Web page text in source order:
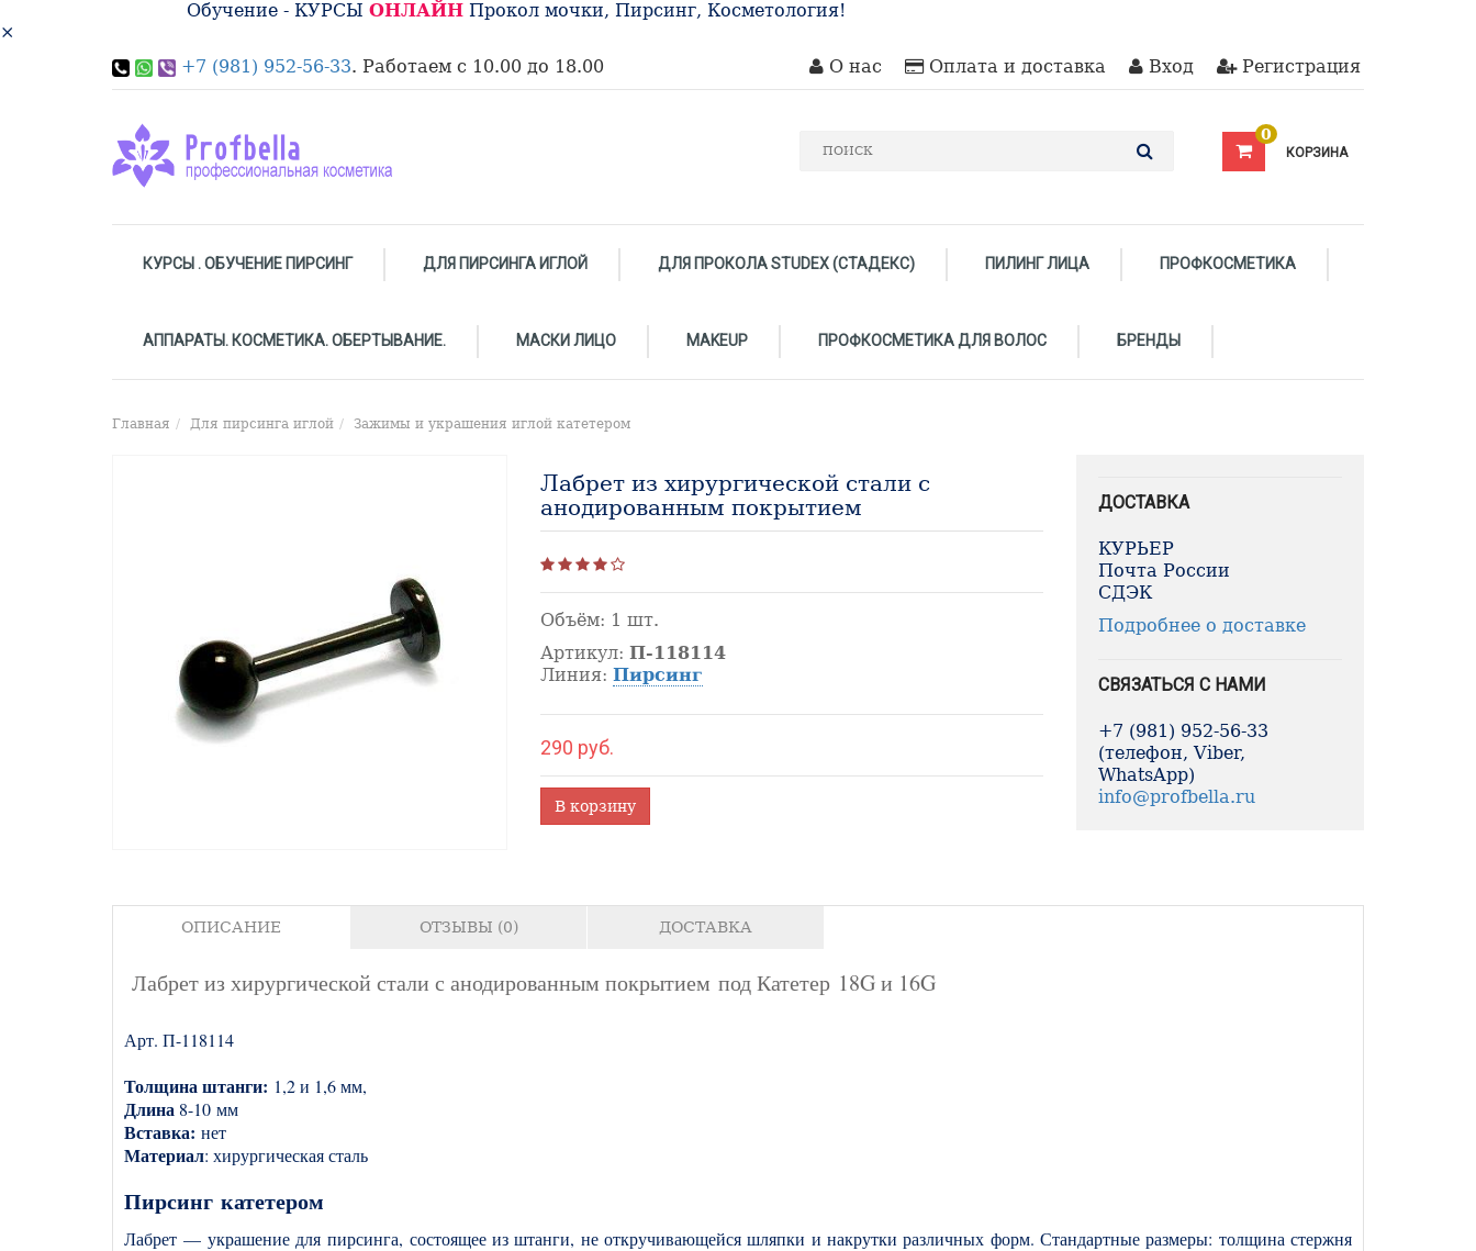
Обучение - КУРСЫ ОНЛАЙН Прокол мочки, Пирсинг, Косметология!
×
+7 (981) 952-56-33. Работаем с 10.00 до 18.00 О нас Оплата и доставка Вход Регистрация
КОРЗИНА
0
КУРСЫ . ОБУЧЕНИЕ ПИРСИНГ ДЛЯ ПИРСИНГА ИГЛОЙ ДЛЯ ПРОКОЛА STUDEX (СТАДЕКС) ПИЛИНГ ЛИЦА ПРОФКОСМЕТИКА
АППАРАТЫ. КОСМЕТИКА. ОБЕРТЫВАНИЕ. МАСКИ ЛИЦО MAKEUP ПРОФКОСМЕТИКА ДЛЯ ВОЛОС БРЕНДЫ
Главная Для пирсинга иглой Зажимы и украшения иглой катетером
Лабрет из хирургической стали с
анодированным покрытием
Объём: 1 шт.
Артикул: П-118114
Линия: Пирсинг
290 руб.
В корзину
ДОСТАВКА
КУРЬЕР
Почта России
СДЭК
Подробнее о доставке
СВЯЗАТЬСЯ С НАМИ
+7 (981) 952-56-33
(телефон, Viber,
WhatsApp)
info@profbella.ru
ОПИСАНИЕ ОТЗЫВЫ (0) ДОСТАВКА
Лабрет из хирургической стали с анодированным покрытием под Катетер 18G и 16G
Арт. П-118114
Толщина штанги: 1,2 и 1,6 мм,
Длина 8-10 мм
Вставка: нет
Материал: хирургическая сталь
Пирсинг катетером
Лабрет — украшение для пирсинга, состоящее из штанги, не откручивающейся шляпки и накрутки различных форм. Стандартные размеры: толщина стержня